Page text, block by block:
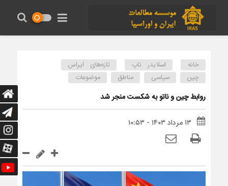
خانه اسلایدر تاپ
تازه‌های ایراس
چین
سیاسی مناطق موضوعات
روابط چین و ناتو به شکست منجر شد
۱۳ مرداد ۱۴۰۳ - ۱۰:۵۳